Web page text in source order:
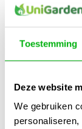
Toestemming
Deze website
We gebruiken
Can
€128,00